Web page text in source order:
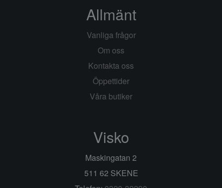
Allmänt
Vanliga frågor
Om oss
Kontakta oss
Öppettider
Våra butiker
Visko
Maskingatan 2
511 62 SKENE